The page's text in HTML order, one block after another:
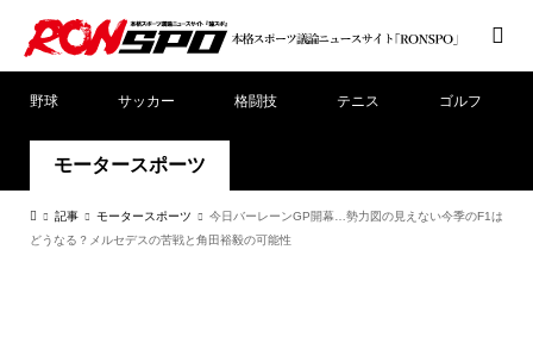
野球 サッカー 格闘技 テニス ゴルフ
モータースポーツ
記事 モータースポーツ
今日バーレーンGP開幕…勢力図の見えない今季のF1は
どうなる？メルセデスの苦戦と角田裕毅の可能性